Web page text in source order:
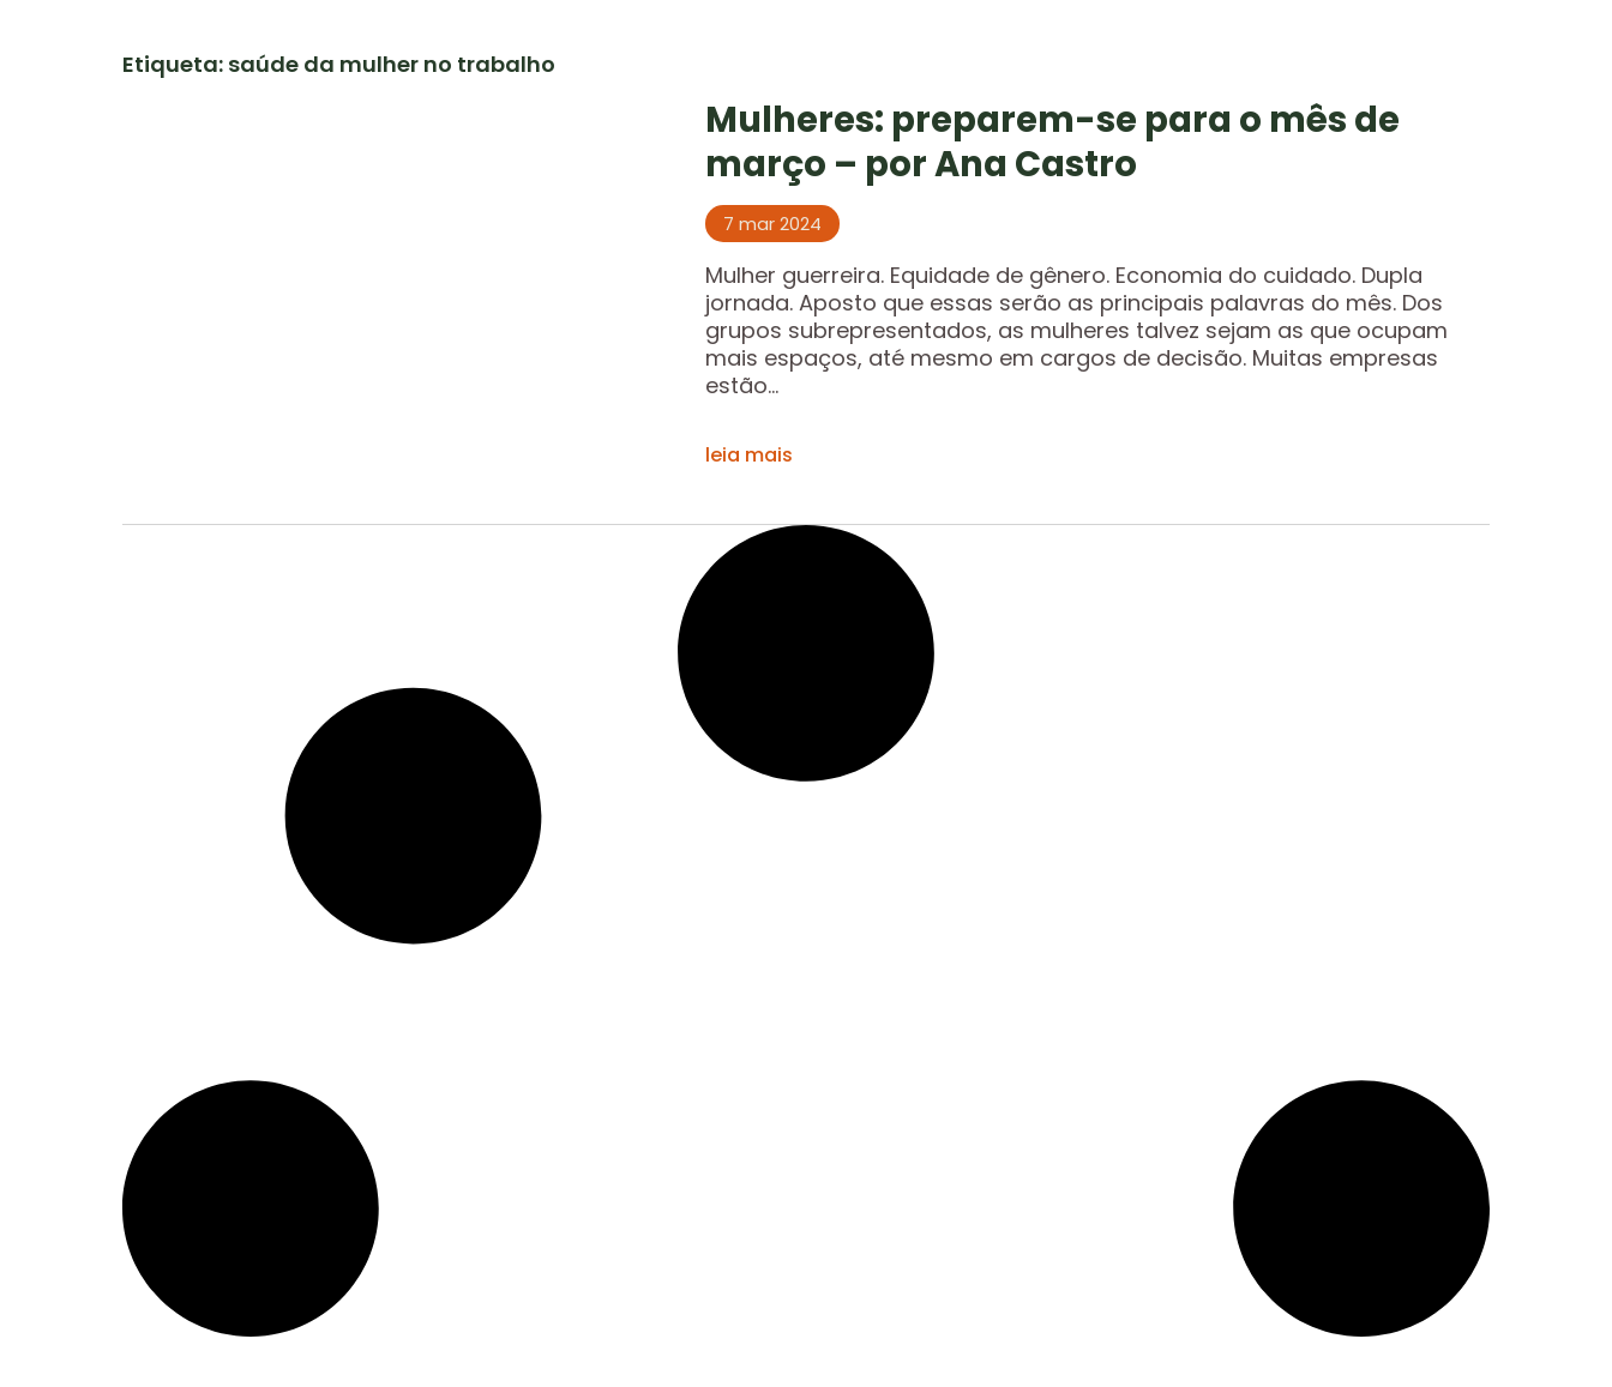
Etiqueta: saúde da mulher no trabalho
Mulheres: preparem-se para o mês de
março – por Ana Castro
7 mar 2024
Mulher guerreira. Equidade de gênero. Economia do cuidado. Dupla
jornada. Aposto que essas serão as principais palavras do mês. Dos
grupos subrepresentados, as mulheres talvez sejam as que ocupam
mais espaços, até mesmo em cargos de decisão. Muitas empresas
estão...
leia mais